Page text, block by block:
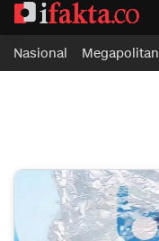
ifakta.co
#pastibenar
Nasional Megapolitan